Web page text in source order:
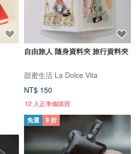
自由旅人 隨身資料夾 旅行資料夾
甜蜜生活 La Dolce Vita
NT$ 150
12 人正準備購買
免運 9 折